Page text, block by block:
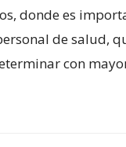
donde es
de salud,
con